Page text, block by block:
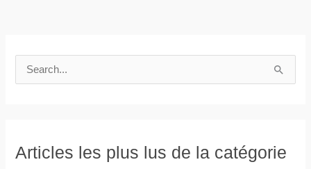
e
e
Articles les plus lus de la catégorie